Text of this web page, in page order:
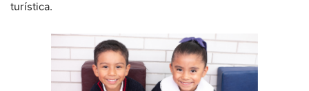
turística.